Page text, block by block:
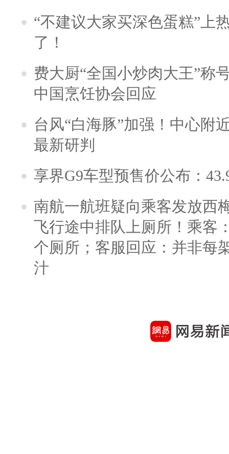
“不建议大家买深色蛋糕”上
了！
费大厨“全国小炒肉大王”称
中国烹饪协会回应
台风“白海豚”加强！中心附
最新研判
享界G9车型预售价公布：
南航一航班疑向乘客发放西
飞行途中排队上厕所！乘客
个厕所；客服回应：并非每
汁